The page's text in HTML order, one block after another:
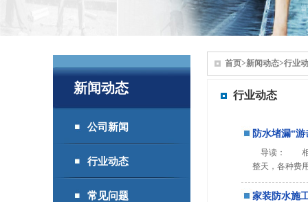
新闻动态
公司新闻
行业动态
常见问题
首页>新闻动态>行业
行业动态
防水堵漏“
导读： 相信
整天，各种费
家装防水施